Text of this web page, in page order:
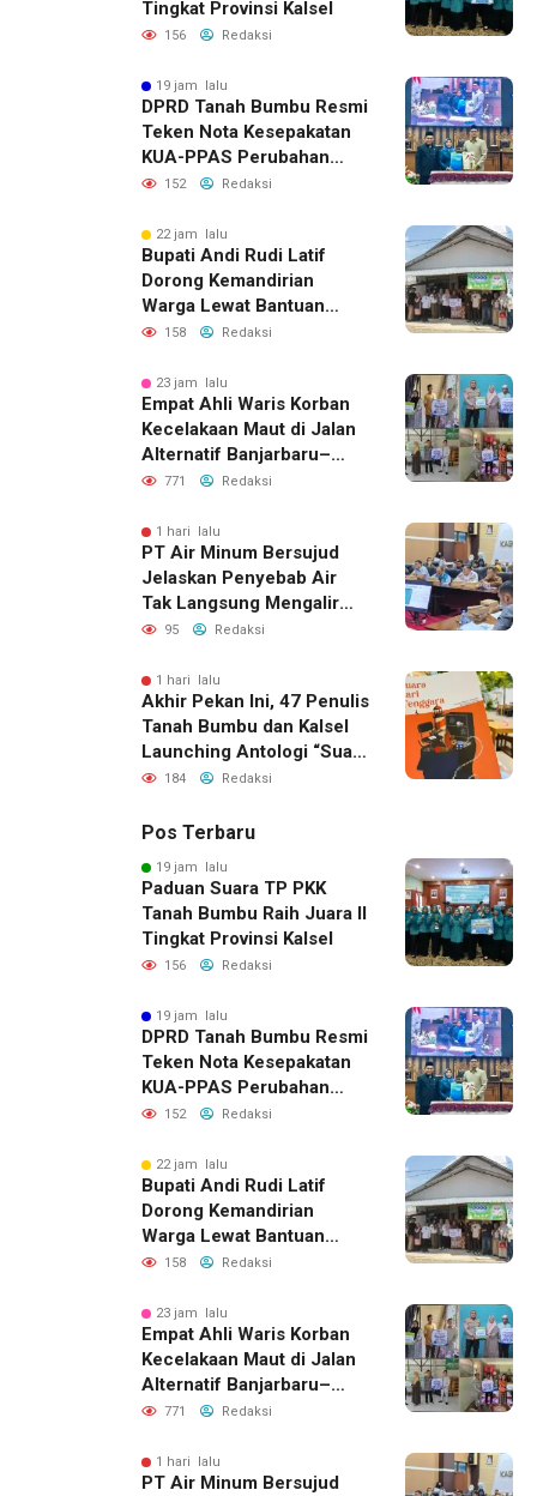
Tingkat Provinsi Kalsel
156 Redaksi
19 jam lalu
DPRD Tanah Bumbu Resmi
Teken Nota Kesepakatan
KUA-PPAS Perubahan
APBD 2026
152 Redaksi
22 jam lalu
Bupati Andi Rudi Latif
Dorong Kemandirian
Warga Lewat Bantuan
Usaha Ekonomi Produktif
158 Redaksi
23 jam lalu
Empat Ahli Waris Korban
Kecelakaan Maut di Jalan
Alternatif Banjarbaru–
Batulicin Terima Santunan
Polres Tanah Bumbu
771 Redaksi
1 hari lalu
PT Air Minum Bersujud
Jelaskan Penyebab Air
Tak Langsung Mengalir
Usai Listrik Menyala
95 Redaksi
1 hari lalu
Akhir Pekan Ini, 47 Penulis
Tanah Bumbu dan Kalsel
Launching Antologi “Suara
dari Tenggara”
184 Redaksi
Pos Terbaru
19 jam lalu
Paduan Suara TP PKK
Tanah Bumbu Raih Juara II
Tingkat Provinsi Kalsel
156 Redaksi
19 jam lalu
DPRD Tanah Bumbu Resmi
Teken Nota Kesepakatan
KUA-PPAS Perubahan
APBD 2026
152 Redaksi
22 jam lalu
Bupati Andi Rudi Latif
Dorong Kemandirian
Warga Lewat Bantuan
Usaha Ekonomi Produktif
158 Redaksi
23 jam lalu
Empat Ahli Waris Korban
Kecelakaan Maut di Jalan
Alternatif Banjarbaru–
Batulicin Terima Santunan
Polres Tanah Bumbu
771 Redaksi
1 hari lalu
PT Air Minum Bersujud